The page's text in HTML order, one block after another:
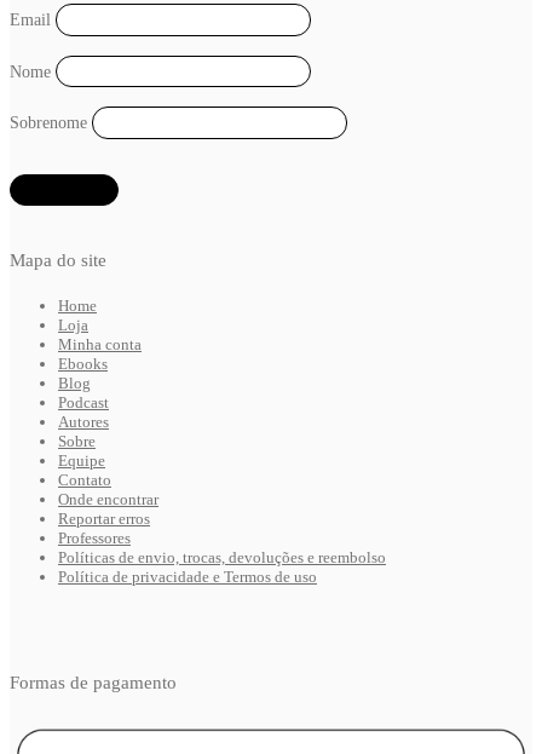
Mapa do site
Home
Loja
Minha conta
Ebooks
Blog
Podcast
Autores
Sobre
Equipe
Contato
Onde encontrar
Reportar erros
Professores
Políticas de envio, trocas, devoluções e reembolso
Política de privacidade e Termos de uso
Email
Nome
Sobrenome
Formas de pagamento